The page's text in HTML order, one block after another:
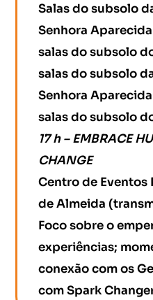
Salas do subsolo
Senhora
salas do subsolo
salas do subsolo
Senhora
salas do subsolo
17 h – EMBRACE
CHANGE
Centro de Eventos
de Almeida
Foco sobre o
experiências;
conexão com os
com Spark